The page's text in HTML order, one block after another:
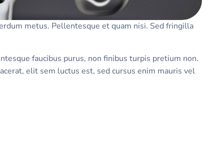
metus. Pellentesque et quam nisi. Sed fringilla
faucibus purus, non finibus turpis pretium non.
elit sem luctus est, sed cursus enim mauris vel